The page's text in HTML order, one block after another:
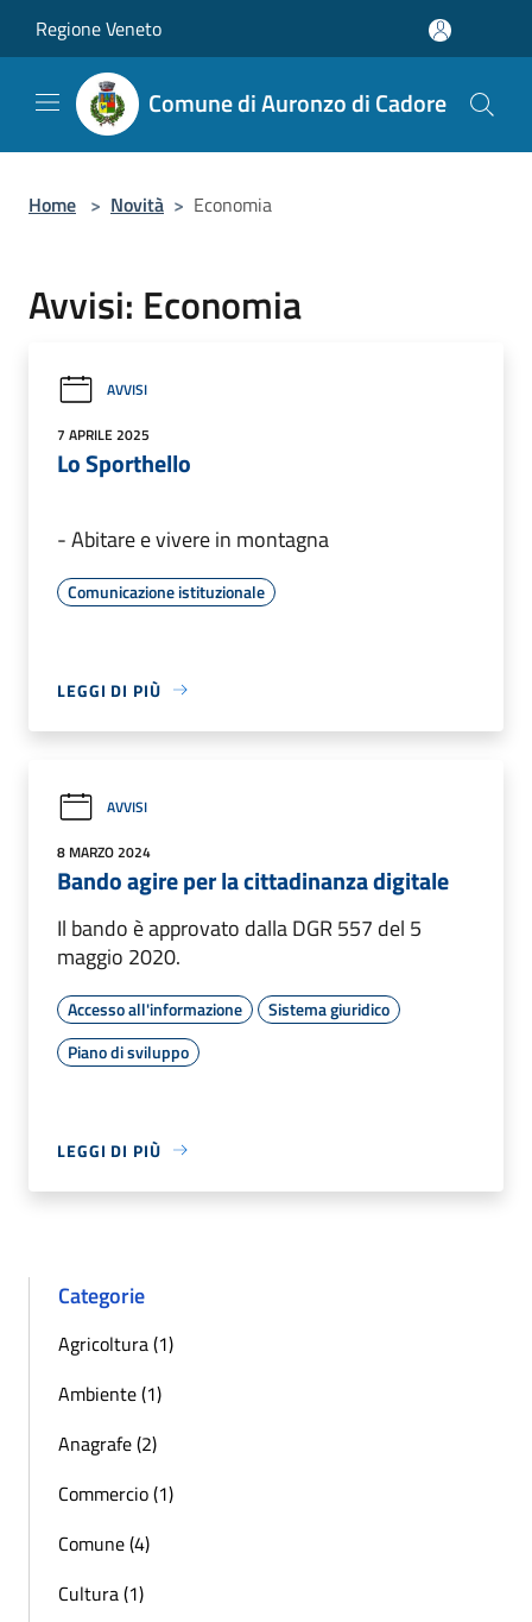
Regione Veneto
Comune di Auronzo di Cadore
Home > Novità > Economia
Avvisi: Economia
AVVISI
7 APRILE 2025
Lo Sporthello
- Abitare e vivere in montagna
Comunicazione istituzionale
LEGGI DI PIÙ
AVVISI
8 MARZO 2024
Bando agire per la cittadinanza digitale
Il bando è approvato dalla DGR 557 del 5
maggio 2020.
Accesso all'informazione
Sistema giuridico
Piano di sviluppo
LEGGI DI PIÙ
Categorie
Agricoltura (1)
Ambiente (1)
Anagrafe (2)
Commercio (1)
Comune (4)
Cultura (1)